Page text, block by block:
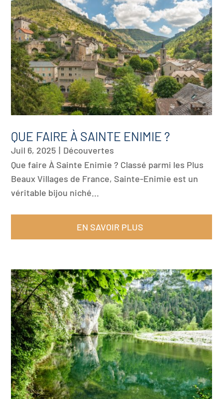
QUE FAIRE À SAINTE ENIMIE ?
Juil 6, 2025 | Découvertes
Que faire À Sainte Enimie ? Classé parmi les Plus
Beaux Villages de France, Sainte-Enimie est un
véritable bijou niché...
EN SAVOIR PLUS